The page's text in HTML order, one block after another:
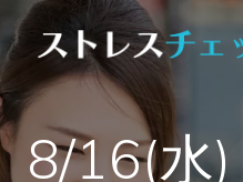
8/16(水